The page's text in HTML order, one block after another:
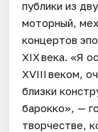
публики из
моторный,
концертов
XIX века. «Я
XVIII веком,
близки
барокко», —
творчестве,